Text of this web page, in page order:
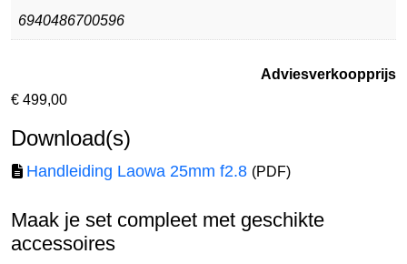
6940486700596
Adviesverkoopprijs
€ 499,00
Download(s)
Handleiding Laowa 25mm f2.8 (PDF)
Maak je set compleet met geschikte
accessoires